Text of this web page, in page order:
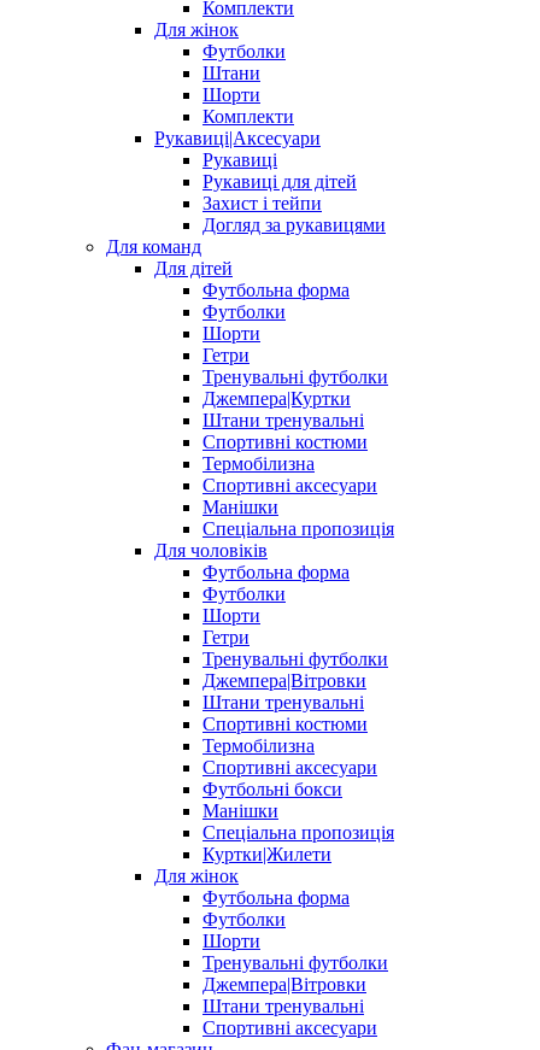
Комплекти
Для жінок
Футболки
Штани
Шорти
Комплекти
Рукавиці|Аксесуари
Рукавиці
Рукавиці для дітей
Захист і тейпи
Догляд за рукавицями
Для команд
Для дітей
Футбольна форма
Футболки
Шорти
Гетри
Тренувальні футболки
Джемпера|Куртки
Штани тренувальні
Спортивні костюми
Термобілизна
Спортивні аксесуари
Манішки
Спеціальна пропозиція
Для чоловіків
Футбольна форма
Футболки
Шорти
Гетри
Тренувальні футболки
Джемпера|Вітровки
Штани тренувальні
Спортивні костюми
Термобілизна
Спортивні аксесуари
Футбольні бокси
Манішки
Спеціальна пропозиція
Куртки|Жилети
Для жінок
Футбольна форма
Футболки
Шорти
Тренувальні футболки
Джемпера|Вітровки
Штани тренувальні
Спортивні аксесуари